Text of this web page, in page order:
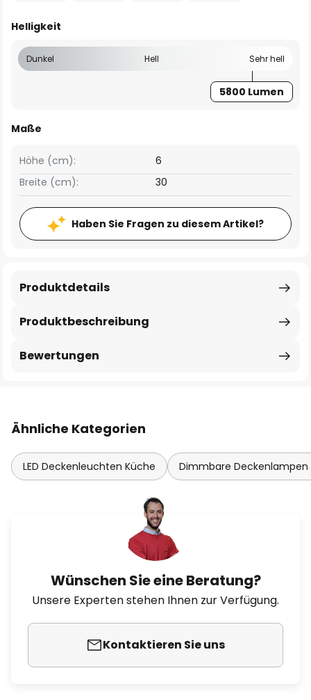
Helligkeit
Dunkel Hell Sehr hell
5800 Lumen
Maße
Breite (cm): 30
Höhe (cm): 6
Haben Sie Fragen zu diesem Artikel?
Produktbeschreibung
Produktdetails
Bewertungen
Ähnliche Kategorien
LED Deckenleuchten Küche Dimmbare
Wünschen Sie eine Beratung?
Unsere Experten stehen Ihnen zur Verfügung.
Kontaktieren Sie uns